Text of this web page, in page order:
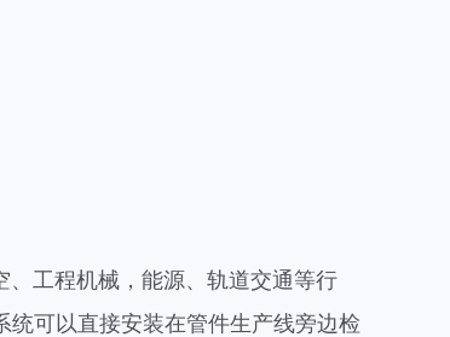
工程机械，能源、轨道交通等行
可以直接安装在管件生产线旁边检